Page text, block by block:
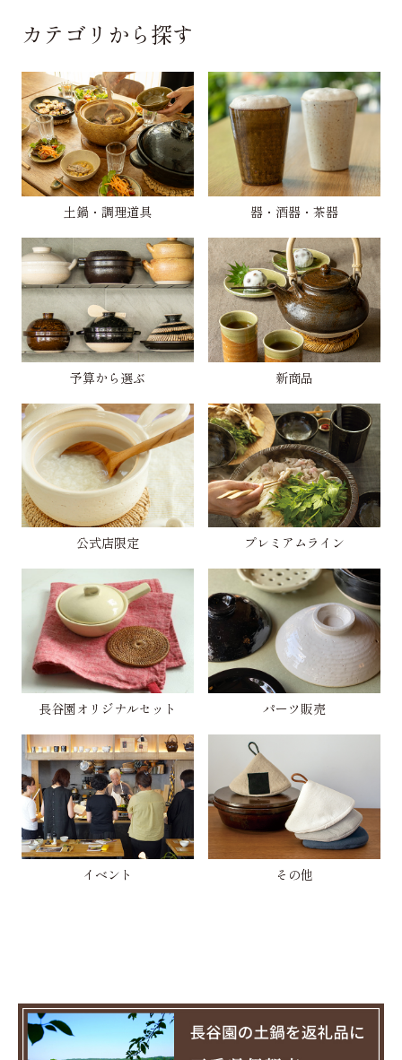
カテゴリから探す
土鍋・調理道具 器・酒器・茶器
予算から選ぶ 新商品
公式店限定 プレミアムライン
長谷園オリジナルセット パーツ販売
イベント その他